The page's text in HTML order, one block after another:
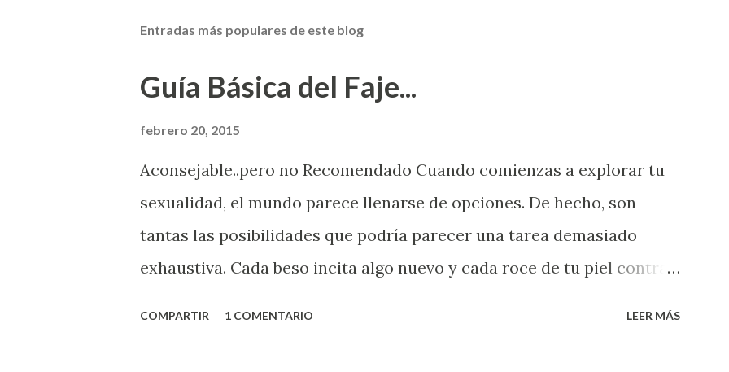
Entradas más populares de este blog
Guía Básica del Faje...
febrero 20, 2015
Aconsejable..pero no Recomendado Cuando comienzas a explorar tu
sexualidad, el mundo parece llenarse de opciones. De hecho, son
tantas las posibilidades que podría parecer una tarea demasiado
exhaustiva. Cada beso incita algo nuevo y cada roce de tu piel contra
COMPARTIR 1 COMENTARIO LEER MÁS